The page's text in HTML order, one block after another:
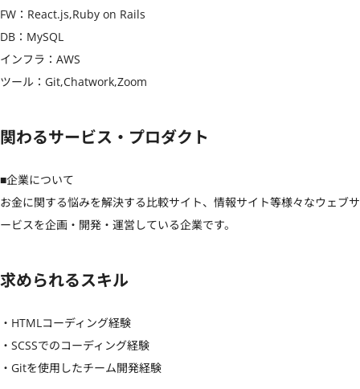
FW：React.js,Ruby on Rails
DB：MySQL
インフラ：AWS
ツール：Git,Chatwork,Zoom
関わるサービス・プロダクト
■企業について
お金に関する悩みを解決する比較サイト、情報サイト等様々なウェブサ
ービスを企画・開発・運営している企業です。
求められるスキル
・HTMLコーディング経験
・SCSSでのコーディング経験
・Gitを使用したチーム開発経験